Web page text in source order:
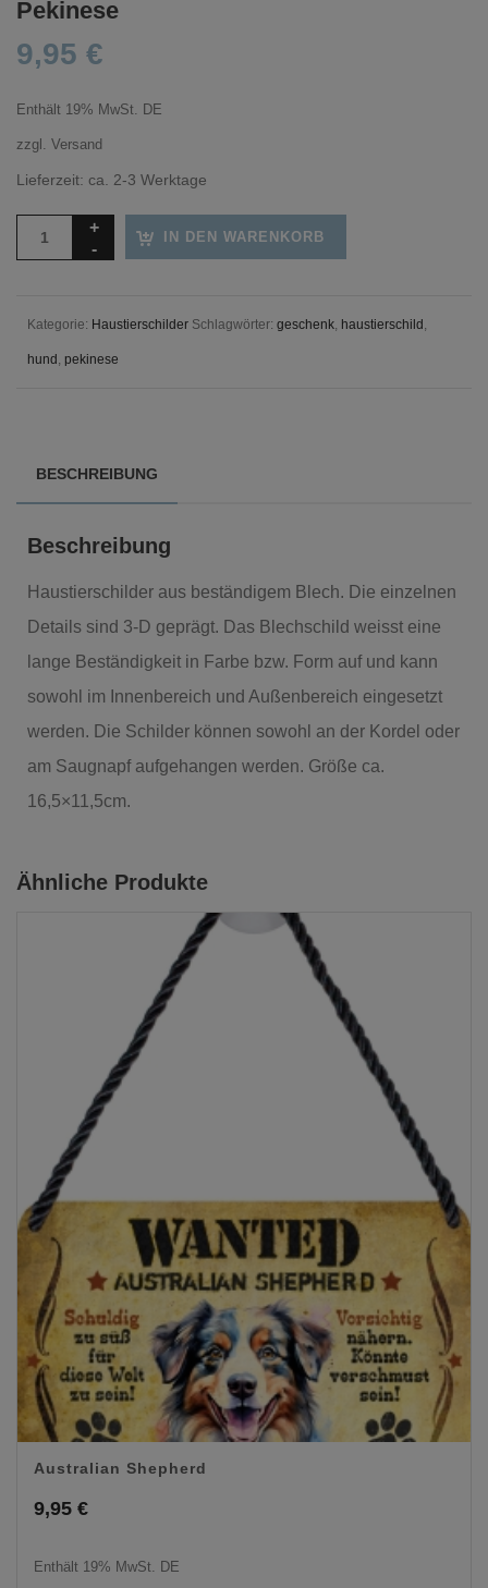
Pekinese
9,95 €
Enthält 19% MwSt. DE
zzgl. Versand
Lieferzeit: ca. 2-3 Werktage
IN DEN WARENKORB
Kategorie: Haustierschilder Schlagwörter: geschenk, haustierschild ,
hund , pekinese
BESCHREIBUNG
Beschreibung
Haustierschilder aus beständigem Blech. Die einzelnen
Details sind 3-D geprägt. Das Blechschild weisst eine
lange Beständigkeit in Farbe bzw. Form auf und kann
sowohl im Innenbereich und Außenbereich eingesetzt
werden. Die Schilder können sowohl an der Kordel oder
am Saugnapf aufgehangen werden. Größe ca.
16,5×11,5cm.
Ähnliche Produkte
Australian Shepherd
9,95 €
Enthält 19% MwSt. DE